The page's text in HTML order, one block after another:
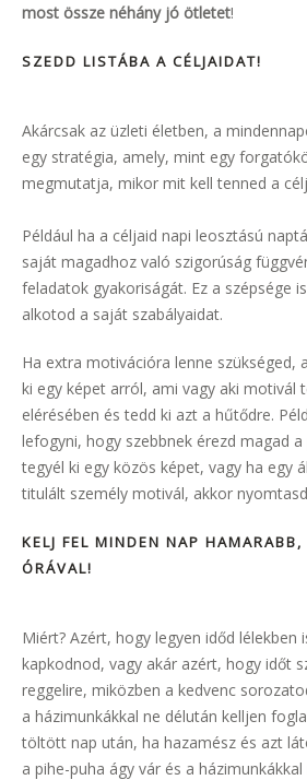
most össze néhány jó ötletet!
SZEDD LISTÁBA A CÉLJAIDAT!
Akárcsak az üzleti életben, a
egy stratégia, amely, mint egy
megmutatja, mikor mit kell tenned a
Például ha a céljaid napi leosztású
saját magadhoz való szigorúság
feladatok gyakoriságát. Ez a szépsége
alkotod a saját szabályaidat.
Ha extra motivációra lenne szükséged,
ki egy képet arról, ami vagy aki motivál
elérésében és tedd ki azt a hűtődre.
lefogyni, hogy szebbnek érezd magad
tegyél ki egy közös képet, vagy ha egy
titulált személy motivál, akkor
KELJ FEL MINDEN NAP HAMARABB,
ÓRÁVAL!
Miért? Azért, hogy legyen időd lélekben
kapkodnod, vagy akár azért, hogy időt
reggelire, miközben a kedvenc
a házimunkákkal ne délután kelljen
töltött nap után, ha hazamész és azt
a pihe-puha ágy vár és a